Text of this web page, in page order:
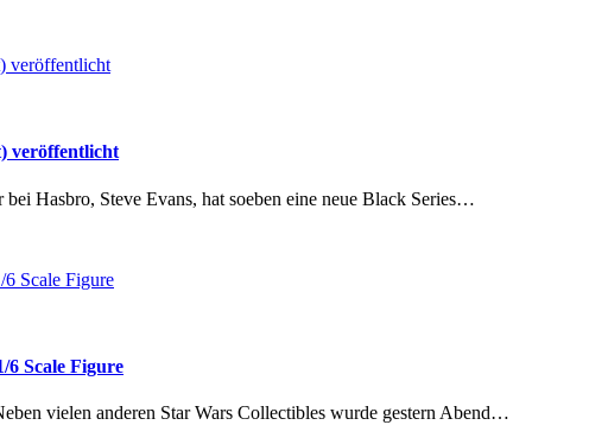
veröffentlicht
Hasbro, Steve Evans, hat soeben eine neue Black Series…
6 Scale Figure
vielen anderen Star Wars Collectibles wurde gestern Abend…